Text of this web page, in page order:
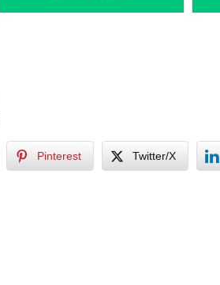
Pinterest Twitter/X